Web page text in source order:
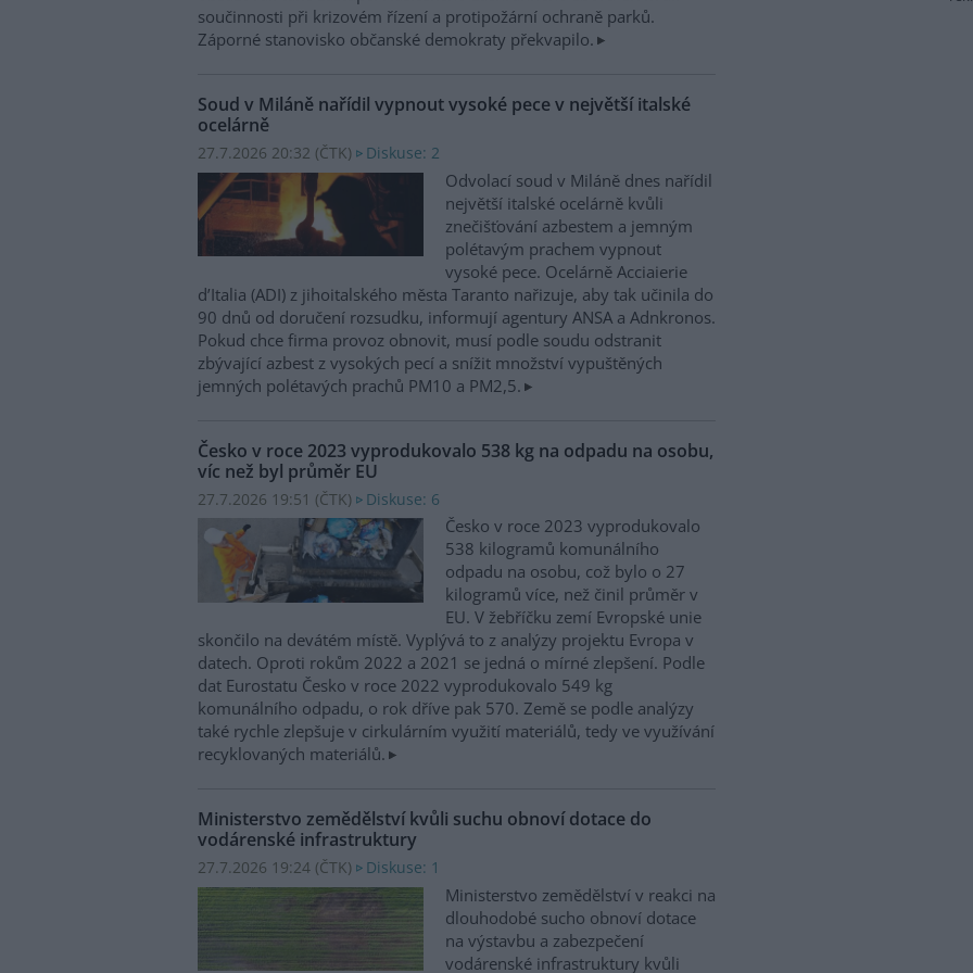
součinnosti při krizovém řízení a protipožární ochraně parků.
Záporné stanovisko občanské demokraty překvapilo.
Soud v Miláně nařídil vypnout vysoké pece v největší italské
ocelárně
27.7.2026 20:32 (ČTK) Diskuse: 2
Odvolací soud v Miláně dnes nařídil
největší italské ocelárně kvůli
znečišťování azbestem a jemným
polétavým prachem vypnout
vysoké pece. Ocelárně Acciaierie
d’Italia (ADI) z jihoitalského města Taranto nařizuje, aby tak učinila do
90 dnů od doručení rozsudku, informují agentury ANSA a Adnkronos.
Pokud chce firma provoz obnovit, musí podle soudu odstranit
zbývající azbest z vysokých pecí a snížit množství vypuštěných
jemných polétavých prachů PM10 a PM2,5.
Česko v roce 2023 vyprodukovalo 538 kg na odpadu na osobu,
víc než byl průměr EU
27.7.2026 19:51 (ČTK) Diskuse: 6
Česko v roce 2023 vyprodukovalo
538 kilogramů komunálního
odpadu na osobu, což bylo o 27
kilogramů více, než činil průměr v
EU. V žebříčku zemí Evropské unie
skončilo na devátém místě. Vyplývá to z analýzy projektu Evropa v
datech. Oproti rokům 2022 a 2021 se jedná o mírné zlepšení. Podle
dat Eurostatu Česko v roce 2022 vyprodukovalo 549 kg
komunálního odpadu, o rok dříve pak 570. Země se podle analýzy
také rychle zlepšuje v cirkulárním využití materiálů, tedy ve využívání
recyklovaných materiálů.
Ministerstvo zemědělství kvůli suchu obnoví dotace do
vodárenské infrastruktury
27.7.2026 19:24 (ČTK) Diskuse: 1
Ministerstvo zemědělství v reakci na
dlouhodobé sucho obnoví dotace
na výstavbu a zabezpečení
vodárenské infrastruktury kvůli